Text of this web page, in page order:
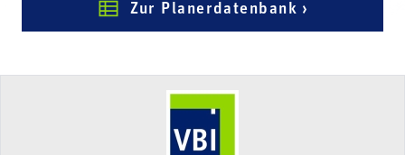
Zur Planerdatenbank ›